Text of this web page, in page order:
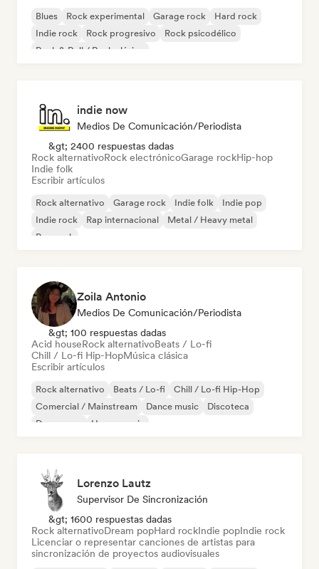
Blues Rock experimental Garage rock
Hard rock
Indie rock
Rock progresivo
Rock psicodélico
Rock & Roll / Rock clásico
indie now
Medios De Comunicación/Periodista
&gt; 2400 respuestas dadas
Rock alternativoRock electrónicoGarage rockHip-hop
Indie folk
Escribir artículos
Rock alternativo Garage rock Indie folk
Indie pop
Indie rock
Rap internacional
Metal / Heavy metal
Pop rock
Zoila Antonio
Medios De Comunicación/Periodista
&gt; 100 respuestas dadas
Acid houseRock alternativoBeats / Lo-fi
Chill / Lo-fi Hip-HopMúsica clásica
Escribir artículos
Rock alternativo Beats / Lo-fi
Chill / Lo-fi Hip-Hop
Comercial / Mainstream
Dance music
Discoteca
Dream pop
House music
Lorenzo Lautz
Supervisor De Sincronización
&gt; 1600 respuestas dadas
Rock alternativoDream popHard rockIndie popIndie rock
Licenciar o representar canciones de artistas para
sincronización de proyectos audiovisuales